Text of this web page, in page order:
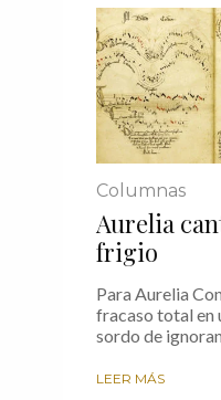
Columnas
Aurelia
frigio
Para Aurelia
fracaso total en
sordo de
LEER MÁS